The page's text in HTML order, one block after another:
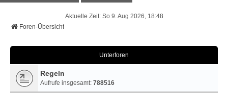
Aktuelle Zeit: So 9. Aug 2026, 18:48
Foren-Übersicht
Unterforen
Regeln
Aufrufe insgesamt: 788516